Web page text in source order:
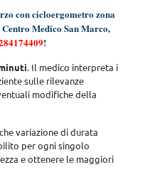
con cicloergometro zona
Medico San Marco,
!
. Il medico interpreta i
sulle rilevanze
modifiche della
variazione di durata
per ogni singolo
e ottenere le maggiori